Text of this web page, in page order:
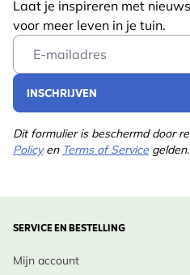
Ontwerp Inspiratie:
Plaats in een landelijke
Kattenkruid of Lavendel,
tussen paars/blauw en wit-
Inheemse Status:
Gebaseerd op de inheemse
Verzorging:
grond.
Diersoort
Kleur
Meerjarig
Standplaats
Bloeimaanden
Plukmaanden
Laat je inspireren met
voor meer leven in je tuin.
Email Address
INSCHRIJVEN
Dit formulier is beschermd door
Policyen Terms of Service gelden.
SERVICE EN BESTELLING
Mijn account